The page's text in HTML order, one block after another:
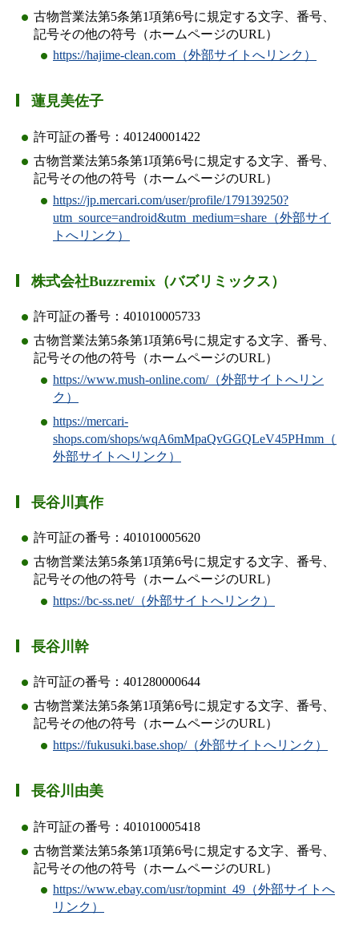
古物営業法第5条第1項第6号に規定する文字、番号、
記号その他の符号（ホームページのURL）
https://hajime-clean.com（外部サイトへリンク）
蓮見美佐子
許可証の番号：401240001422
古物営業法第5条第1項第6号に規定する文字、番号、
記号その他の符号（ホームページのURL）
https://jp.mercari.com/user/profile/179139250?
utm_source=android&utm_medium=share（外部サイ
トへリンク）
株式会社Buzzremix（バズリミックス）
許可証の番号：401010005733
古物営業法第5条第1項第6号に規定する文字、番号、
記号その他の符号（ホームページのURL）
https://www.mush-online.com/（外部サイトへリン
ク）
https://mercari-
shops.com/shops/wqA6mMpaQvGGQLeV45PHmm（
外部サイトへリンク）
長谷川真作
許可証の番号：401010005620
古物営業法第5条第1項第6号に規定する文字、番号、
記号その他の符号（ホームページのURL）
https://bc-ss.net/（外部サイトへリンク）
長谷川幹
許可証の番号：401280000644
古物営業法第5条第1項第6号に規定する文字、番号、
記号その他の符号（ホームページのURL）
https://fukusuki.base.shop/（外部サイトへリンク）
長谷川由美
許可証の番号：401010005418
古物営業法第5条第1項第6号に規定する文字、番号、
記号その他の符号（ホームページのURL）
https://www.ebay.com/usr/topmint_49（外部サイトへ
リンク）